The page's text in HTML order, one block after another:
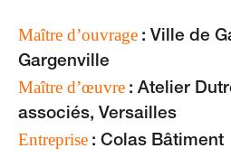
Maître d’ouvrage : Ville de
Gargenville
Maître d’œuvre : Atelier
associés, Versailles
Entreprise : Colas Bâtiment